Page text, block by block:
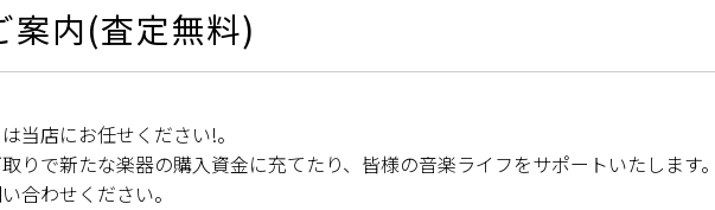
案内(査定無料)
当店にお任せください!。
りで新たな楽器の購入資金に充てたり、皆様の音楽ライフをサポートいたします。
合わせください。